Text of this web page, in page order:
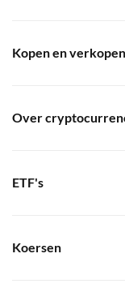
Kopen en verkopen
Over
ETF's
Koersen